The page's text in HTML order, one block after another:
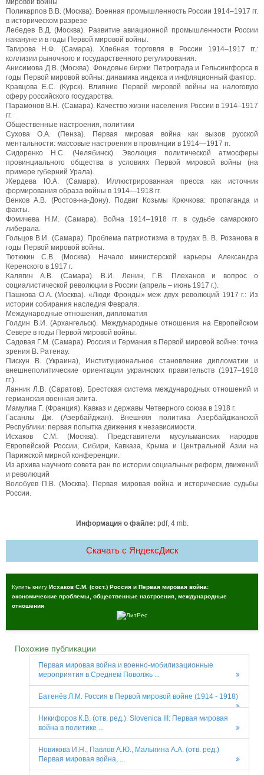
Поликарпов В.В. (Москва). Военная промышленность России 1914–1917 гг.
в историческом разрезе
Лебедев В.Д. (Москва). Развитие авиационной промышленности России
накануне и в годы Первой мировой войны.
Тагирова Н.Ф. (Самара). Хлебная торговля в России 1914–1917 гг.:
коллизии рыночного и государственного регулирования.
Анисимова Д.В. (Москва). Фондовые биржи Петрограда и Гельсингфорса в
годы Первой мировой войны: динамика индекса и инфляционный фактор.
Кравцова Е.С. (Курск). Влияние Первой мировой войны на налоговую
сферу российского государства.
Парамонов В.Н. (Самара). Качество жизни населения России в 1914–1917
гг.
Общественные настроения, политики
Сухова O.A. (Пенза). Первая мировая война как вызов русской
ментальности: массовые настроения в провинции в 1914—1917 гг.
Сидоренко Н.С. (Челябинск). Эволюция политической атмосферы
провинциального общества в условиях Первой мировой войны (на
примере губерний Урала).
Жердева Ю.А. (Самара). Иллюстрированная пресса как источник
формирования образа войны в 1914—1918 гг.
Венков A.B. (Ростов-на-Дону). Подвиг Козьмы Крючкова: пропаганда и
факты.
Фомичева Н.М. (Самара). Война 1914–1918 гг. в судьбе самарского
либерала.
Гольцов B.И. (Самара). Проблема патриотизма в трудах В. В. Розанова в
годы Первой мировой войны.
Тютюкин C.В. (Москва). Начало министерской карьеры Александра
Керенского в 1917 г.
Калягин A.B. (Самара). В.И. Ленин, Г.В. Плеханов и вопрос о
социалистической революции в России (апрель – июнь 1917 г.).
Пашкова O.A. (Москва). «Люди Фронды» меж двух революций 1917 г.: Из
истории собирания наследия Февраля.
Международные отношения, дипломатия
Голдин B.И. (Архангельск). Международные отношения на Европейском
Севере в годы Первой мировой войны.
Садовая Г.М. (Самара). Россия и Германия в Первой мировой войне: точка
зрения В. Ратенау.
Пискун B. (Украина), Институциональное становление дипломатии и
внешнеполитические ориентации украинских правительств (1917–1918
гг.).
Ланник Л.В. (Саратов). Брестская система международных отношений и
германская военная элита.
Мамулиа Г. (Франция). Кавказ и державы Четверного союза в 1918 г.
Гасанлы Дж. (Азербайджан). Внешняя политика Азербайджанской
Республики: первая попытка движения к независимости.
Исхаков C.М. (Москва). Представители мусульманских народов
Европейской России, Сибири, Кавказа, Крыма и Центральной Азии на
Парижской мирной конференции.
Из архива научного совета ран по истории социальных реформ, движений
и революций
Волобуев П.В. (Москва). Первая мировая война и исторические судьбы
России.
Информация о файле: pdf, 4 mb.
Скачать c ЯндексДиск
Купить книгу Исхаков С.М. (сост.) Россия и Первая мировая война:
экономические проблемы, общественные настроения, международные
отношения
Похожие публикации
Первая мировая война и военно-мобилизационные
мероприятия в Среднем Поволжь ...
Батенёв Л.М. Россия в Первой мировой войне (1914 - 1918)
Никифоров К.В. (отв. ред.). Slovenica III: Первая мировая
война в политике ...
Новикова И.Н., Павлов А.Ю., Малыгина А.А. (отв. ред.)
Первая мировая война, ...